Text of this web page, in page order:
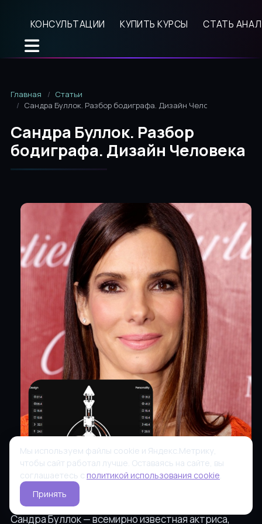
КОНСУЛЬТАЦИИ КУПИТЬ КУРСЫ СТАТЬ
Главная
Статьи
Сандра Буллок. Разбор бодиграфа. Дизайн Человека
Сандра Буллок. Разбор
бодиграфа. Дизайн Человека
Сандра Буллок — всемирно известная актриса,
Мы используем файлы cookie и Яндекс.Метрику,
чтобы сайт работал лучше. Оставаясь на сайте, вы
соглашаетесь с политикой использования cookie.
Принять